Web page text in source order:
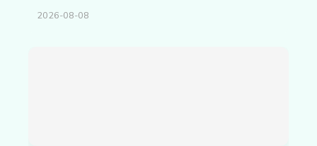
2026-08-08